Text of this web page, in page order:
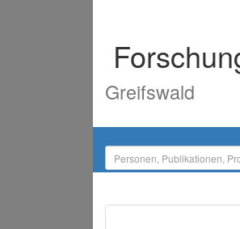
Greifswald